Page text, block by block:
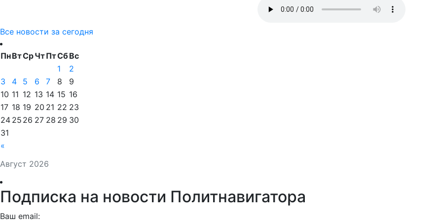
Все новости за сегодня
Август 2026
ПнВтСрЧтПтСбВс
«
1
2
3
4 5 6 7 8
9
10 11 12 13 14 15 16
17 18 19 20 21 22 23
24 25 26 27 28 29 30
31
Подписка на новости Политнавигатора
Ваш email: